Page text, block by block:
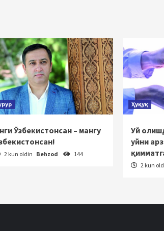
Ўзбекистонсан – мангу
2 kun oldin Behzod 144
Ҳуқуқ
Уй
уйни
2 kun